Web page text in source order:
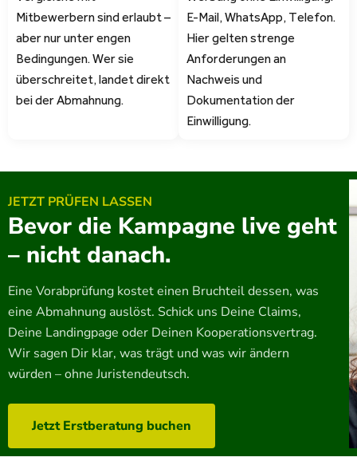
Mitbewerbern sind erlaubt –
aber nur unter engen
Bedingungen. Wer sie
überschreitet, landet direkt
bei der Abmahnung.
E-Mail, WhatsApp, Telefon.
Hier gelten strenge
Anforderungen an
Nachweis und
Dokumentation der
Einwilligung.
JETZT PRÜFEN LASSEN
Bevor die Kampagne live geht
– nicht danach.
Eine Vorabprüfung kostet einen Bruchteil dessen, was
eine Abmahnung auslöst. Schick uns Deine Claims,
Deine Landingpage oder Deinen Kooperationsvertrag.
Wir sagen Dir klar, was trägt und was wir ändern
würden – ohne Juristendeutsch.
Jetzt Erstberatung buchen